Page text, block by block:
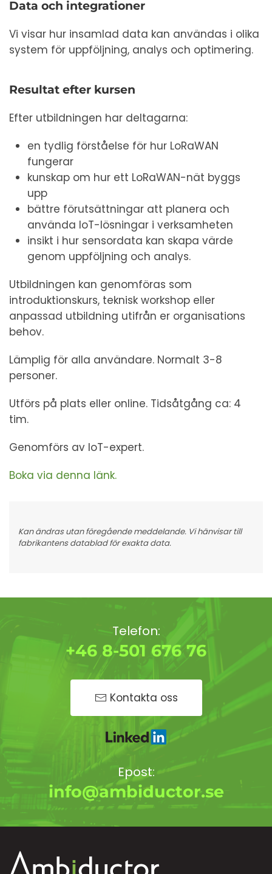
Data och integrationer
Vi visar hur insamlad data kan användas i olika
system för uppföljning, analys och optimering.
Resultat efter kursen
Efter utbildningen har deltagarna:
en tydlig förståelse för hur LoRaWAN
fungerar
kunskap om hur ett LoRaWAN-nät byggs
upp
bättre förutsättningar att planera och
använda IoT-lösningar i verksamheten
insikt i hur sensordata kan skapa värde
genom uppföljning och analys.
Utbildningen kan genomföras som
introduktionskurs, teknisk workshop eller
anpassad utbildning utifrån er organisations
behov.
Lämplig för alla användare. Normalt 3-8
personer.
Utförs på plats eller online. Tidsåtgång ca: 4
tim.
Genomförs av IoT-expert.
Boka via denna länk.
Kan ändras utan föregående meddelande. Vi hänvisar till
fabrikantens datablad för exakta data.
Telefon:
+46 8-501 676 76
Kontakta oss
Epost:
info@ambiductor.se